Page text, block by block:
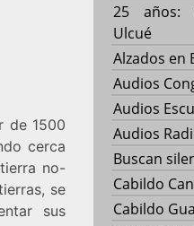
de 1500
cerca
no-
se
sus
25 años:
Ulcué
Alzados en
Audios
Audios
Audios
Buscan
Cabildo
Cabildo